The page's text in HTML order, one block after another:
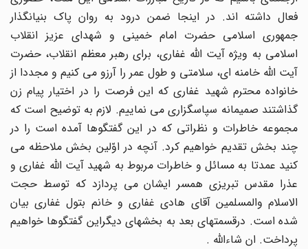
فعال داشته اند. در اینجا ضمن درود به روان پاک بنیانگذار
جمهوری اسلامی حضرت امام خمینی و شهدای عزیز انقلاب
اسلامی به ویژه آیت اللّه غفاری، برای رهبر معظم انقلاب، حضرت
آیت اللّه خامنه ای، سلامتی و طول عمر را آرزو می کنیم و مجددا از
خانواده محترم شهید غفاری که این فرصت را در اختیار پیام زن
گذاشتند صمیمانه سپاسگزاری می نماییم. لازم به توضیح است که
مجموعه خاطرات و نظراتی که در این گفتگوها آمده است را در
چند بخش تقدیم خواهیم کرد. آنچه در اوّلین بخش ملاحظه می
کنید عمدتا به مسائل و خاطرات مربوط به شهید آیت اللّه غفاری و
عذرا مقدس تبریزی همسر ایشان می پردازد که توسط حجت
الاسلام والمسلمین آقای هادی غفاری و خانم بتول غفاری بیان
شده است. درقسمتهای بعد به بخشهای دیگراین گفتگوها خواهیم
پرداخت. ان شاءاللّه .